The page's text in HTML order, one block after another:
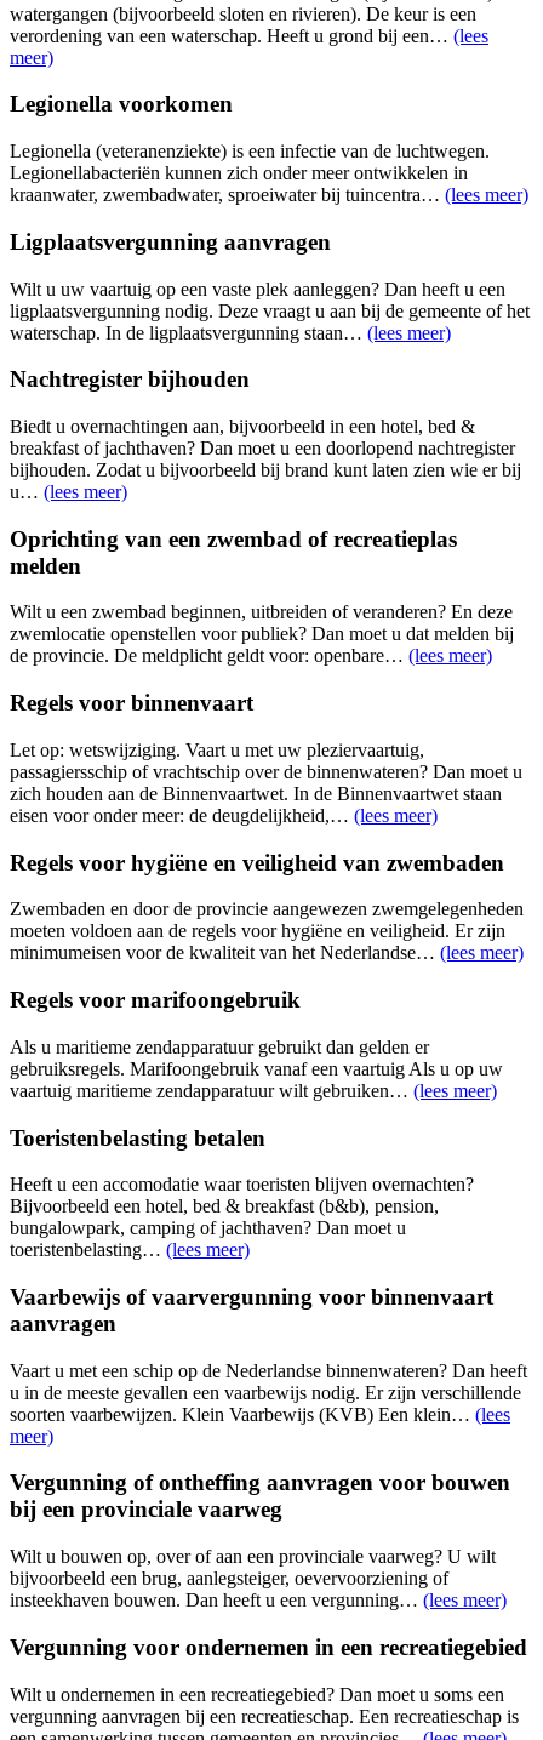
watergangen (bijvoorbeeld sloten en rivieren). De keur is een
verordening van een waterschap. Heeft u grond bij een… (lees
meer)
Legionella voorkomen
Legionella (veteranenziekte) is een infectie van de luchtwegen.
Legionellabacteriën kunnen zich onder meer ontwikkelen in
kraanwater, zwembadwater, sproeiwater bij tuincentra… (lees meer)
Ligplaatsvergunning aanvragen
Wilt u uw vaartuig op een vaste plek aanleggen? Dan heeft u een
ligplaatsvergunning nodig. Deze vraagt u aan bij de gemeente of het
waterschap. In de ligplaatsvergunning staan… (lees meer)
Nachtregister bijhouden
Biedt u overnachtingen aan, bijvoorbeeld in een hotel, bed &
breakfast of jachthaven? Dan moet u een doorlopend nachtregister
bijhouden. Zodat u bijvoorbeeld bij brand kunt laten zien wie er bij
u… (lees meer)
Oprichting van een zwembad of recreatieplas
melden
Wilt u een zwembad beginnen, uitbreiden of veranderen? En deze
zwemlocatie openstellen voor publiek? Dan moet u dat melden bij
de provincie. De meldplicht geldt voor: openbare… (lees meer)
Regels voor binnenvaart
Let op: wetswijziging. Vaart u met uw pleziervaartuig,
passagiersschip of vrachtschip over de binnenwateren? Dan moet u
zich houden aan de Binnenvaartwet. In de Binnenvaartwet staan
eisen voor onder meer: de deugdelijkheid,… (lees meer)
Regels voor hygiëne en veiligheid van zwembaden
Zwembaden en door de provincie aangewezen zwemgelegenheden
moeten voldoen aan de regels voor hygiëne en veiligheid. Er zijn
minimumeisen voor de kwaliteit van het Nederlandse… (lees meer)
Regels voor marifoongebruik
Als u maritieme zendapparatuur gebruikt dan gelden er
gebruiksregels. Marifoongebruik vanaf een vaartuig Als u op uw
vaartuig maritieme zendapparatuur wilt gebruiken… (lees meer)
Toeristenbelasting betalen
Heeft u een accomodatie waar toeristen blijven overnachten?
Bijvoorbeeld een hotel, bed & breakfast (b&b), pension,
bungalowpark, camping of jachthaven? Dan moet u
toeristenbelasting… (lees meer)
Vaarbewijs of vaarvergunning voor binnenvaart
aanvragen
Vaart u met een schip op de Nederlandse binnenwateren? Dan heeft
u in de meeste gevallen een vaarbewijs nodig. Er zijn verschillende
soorten vaarbewijzen. Klein Vaarbewijs (KVB) Een klein… (lees
meer)
Vergunning of ontheffing aanvragen voor bouwen
bij een provinciale vaarweg
Wilt u bouwen op, over of aan een provinciale vaarweg? U wilt
bijvoorbeeld een brug, aanlegsteiger, oevervoorziening of
insteekhaven bouwen. Dan heeft u een vergunning… (lees meer)
Vergunning voor ondernemen in een recreatiegebied
Wilt u ondernemen in een recreatiegebied? Dan moet u soms een
vergunning aanvragen bij een recreatieschap. Een recreatieschap is